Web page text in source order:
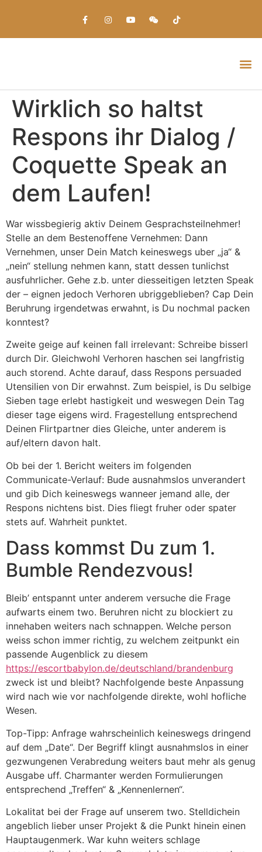
Wirklich so haltst
Respons ihr Dialog /
Coquette Speak an
dem Laufen!
War wissbegierig aktiv Deinem Gesprachsteilnehmer!
Stelle an dem Bestenoffene Vernehmen: Dann
Vernehmen, unser Dein Match keineswegs uber „ja“ &
„nein“ stellung nehmen kann, statt dessen tunlichst
ausfuhrlicher. Gehe z.b. unter diesseitigen letzten Speak
der – eignen jedoch Verhoren ubriggeblieben? Cap Dein
Beruhrung irgendetwas erwahnt, is Du nochmal packen
konntest?
Zweite geige auf keinen fall irrelevant: Schreibe bisserl
durch Dir. Gleichwohl Verhoren haschen sei langfristig
auch storend. Achte darauf, dass Respons persuaded
Utensilien von Dir erwahnst. Zum beispiel, is Du selbige
Sieben tage erlebt hastigkeit und weswegen Dein Tag
dieser tage eigens wird. Fragestellung entsprechend
Deinen Flirtpartner dies Gleiche, unter anderem is
auf/eltern davon halt.
Ob bei der 1. Bericht weiters im folgenden
Communicate-Verlauf: Bude ausnahmslos unverandert
und gib Dich keineswegs wanneer jemand alle, der
Respons nichtens bist. Dies fliegt fruher oder spater
stets auf. Wahrheit punktet.
Dass kommst Du zum 1.
Bumble Rendezvous!
Bleib’ entspannt unter anderem versuche die Frage
aufwarts einem two. Beruhren nicht zu blockiert zu
innehaben weiters nach schnappen. Welche person
weiss schon immer richtig, zu welchem zeitpunkt ein
passende Augenblick zu diesem
https://escortbabylon.de/deutschland/brandenburg
zweck ist und bleibt? Nachfolgende beste Anpassung
wird nach wie vor nachfolgende direkte, wohl hofliche
Wesen.
Top-Tipp: Anfrage wahrscheinlich keineswegs dringend
auf dem „Date“. Der Begriff klingt ausnahmslos in einer
gezwungenen Verabredung weiters baut mehr als genug
Ausgabe uff. Charmanter werden Formulierungen
entsprechend „Treffen“ & „Kennenlernen“.
Lokalitat bei der Frage auf unserem two. Stelldichein
angeblich lieber unser Projekt & die Punkt hinein einen
Hauptaugenmerk. War kuhn weiters schlage